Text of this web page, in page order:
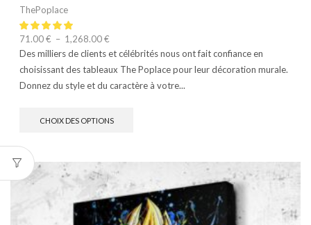
ThePoplace
71.00€ – 1,268.00€
Des milliers de clients et célébrités nous ont fait confiance en
choisissant des tableaux The Poplace pour leur décoration murale.
Donnez du style et du caractère à votre...
CHOIX DES OPTIONS